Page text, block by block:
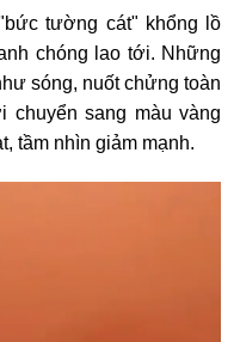
tường cát" khổng lồ
chóng lao tới. Những
sóng, nuốt chửng toàn
chuyển sang màu vàng
tầm nhìn giảm mạnh.